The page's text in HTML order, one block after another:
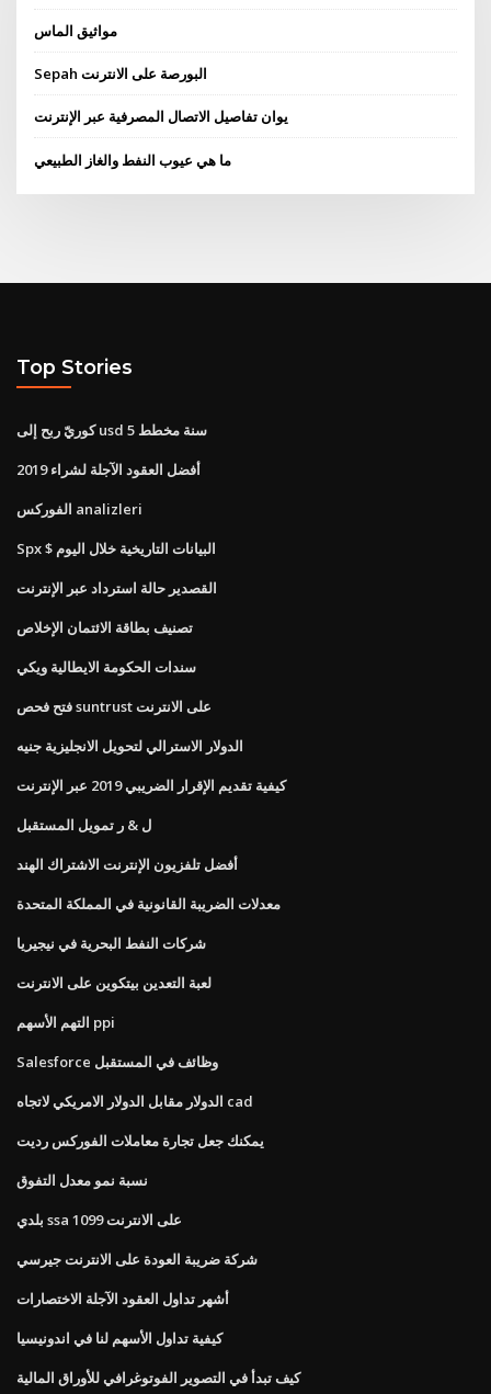
مواثيق الماس
Sepah البورصة على الانترنت
يوان تفاصيل الاتصال المصرفية عبر الإنترنت
ما هي عيوب النفط والغاز الطبيعي
Top Stories
كوريّ ربح إلى usd 5 سنة مخطط
أفضل العقود الآجلة لشراء 2019
الفوركس analizleri
Spx $ البيانات التاريخية خلال اليوم
القصدير حالة استرداد عبر الإنترنت
تصنيف بطاقة الائتمان الإخلاص
سندات الحكومة الايطالية ويكي
فتح فحص suntrust على الانترنت
الدولار الاسترالي لتحويل الانجليزية جنيه
كيفية تقديم الإقرار الضريبي 2019 عبر الإنترنت
ل & ر تمويل المستقبل
أفضل تلفزيون الإنترنت الاشتراك الهند
معدلات الضريبة القانونية في المملكة المتحدة
شركات النفط البحرية في نيجيريا
لعبة التعدين بيتكوين على الانترنت
التهم الأسهم ppi
Salesforce وظائف في المستقبل
الدولار مقابل الدولار الامريكي لاتجاه cad
يمكنك جعل تجارة معاملات الفوركس رديت
نسبة نمو معدل التفوق
بلدي ssa 1099 على الانترنت
شركة ضريبة العودة على الانترنت جيرسي
أشهر تداول العقود الآجلة الاختصارات
كيفية تداول الأسهم لنا في اندونيسيا
كيف تبدأ في التصوير الفوتوغرافي للأوراق المالية